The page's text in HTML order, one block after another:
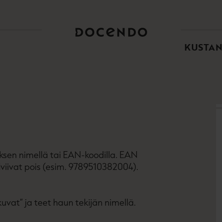
nimellä tai EAN-koodilla. EAN
pois (esim. 9789510382004).
ja teet haun tekijän nimellä.